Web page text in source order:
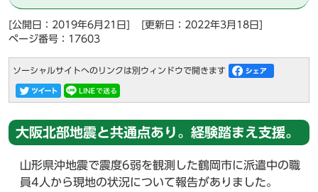
[公開日：2019年6月21日]
[更新日：2022年3月18日]
ページ番号：17603
ソーシャルサイトへのリンクは別ウィンドウで開きます
大阪北部地震と共通点あり。経験踏まえ支援。
山形県沖地震で震度6弱を観測した鶴岡市に派遣中の職
員4人から現地の状況について報告がありました。